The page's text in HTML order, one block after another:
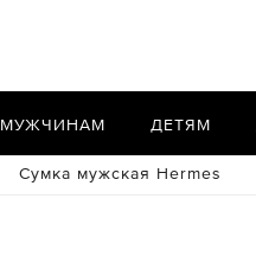
МУЖЧИНАМ ДЕТЯМ
Сумка мужская Hermes